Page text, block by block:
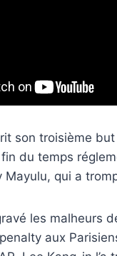
son troisième
du temps
Mayulu, qui a
les malheurs
aux